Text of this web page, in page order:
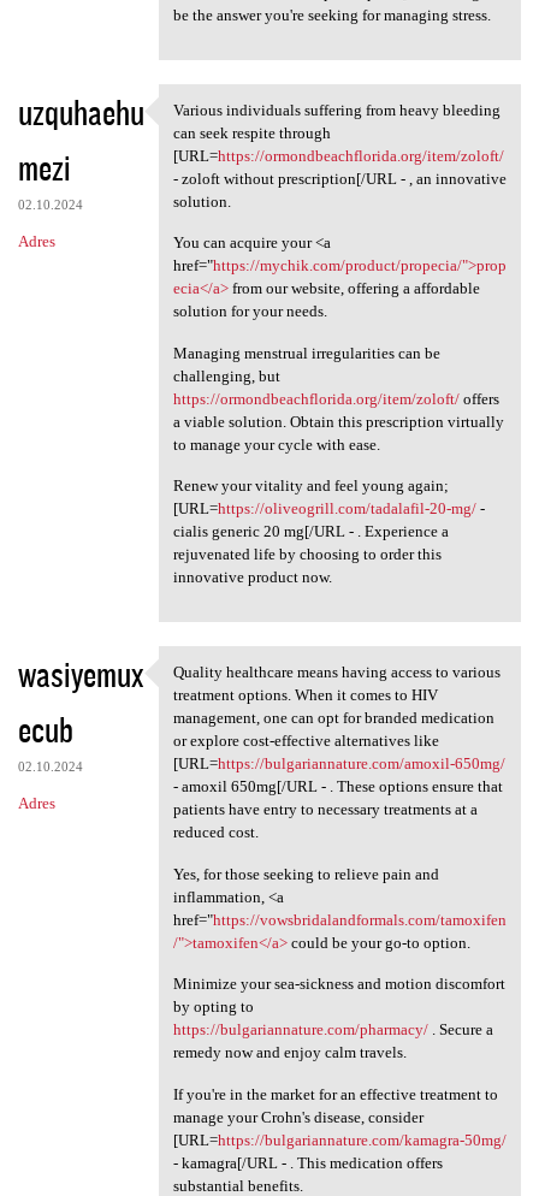
be the answer you're seeking for managing stress.
uzquhaehu
mezi
02.10.2024
Adres
Various individuals suffering
Various individuals suffering from heavy bleeding
can seek respite through
[URL=https://ormondbeachflorida.org/item/zoloft/
- zoloft without prescription[/URL - , an innovative
solution.
You can acquire your <a
href="https://mychik.com/product/propecia/">prop
ecia</a>from our website, offering a affordable
solution for your needs.
Managing menstrual irregularities can be
challenging, but
https://ormondbeachflorida.org/item/zoloft/offers
a viable solution. Obtain this prescription virtually
to manage your cycle with ease.
Renew your vitality and feel young again;
[URL=https://oliveogrill.com/tadalafil-20-mg/-
cialis generic 20 mg[/URL - . Experience a
rejuvenated life by choosing to order this
innovative product now.
wasiyemux
ecub
02.10.2024
Adres
Quality healthcare means
Quality healthcare means having access to various
treatment options. When it comes to HIV
management, one can opt for branded medication
or explore cost-effective alternatives like
[URL=https://bulgariannature.com/amoxil-650mg/
- amoxil 650mg[/URL - . These options ensure that
patients have entry to necessary treatments at a
reduced cost.
Yes, for those seeking to relieve pain and
inflammation, <a
href="https://vowsbridalandformals.com/tamoxifen
/">tamoxifen</a>could be your go-to option.
Minimize your sea-sickness and motion discomfort
by opting to
https://bulgariannature.com/pharmacy/. Secure a
remedy now and enjoy calm travels.
If you're in the market for an effective treatment to
manage your Crohn's disease, consider
[URL=https://bulgariannature.com/kamagra-50mg/
- kamagra[/URL - . This medication offers
substantial benefits.